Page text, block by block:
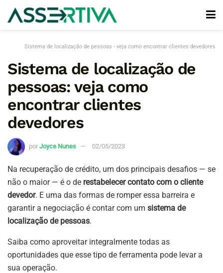
Sistema de localização de pessoas - veja como encontrar clientes devedores
Sistema de localização de
pessoas: veja como
encontrar clientes
devedores
por Joyce Nunes 02/05/2023
Na recuperação de crédito, um dos principais desafios — se
não o maior — é o de restabelecer contato com o cliente
devedor. E uma das formas de romper essa barreira e
garantir a negociação é contar com um sistema de
localização de pessoas.
Saiba como aproveitar integralmente todas as
oportunidades que esse tipo de ferramenta pode levar a
sua operação.